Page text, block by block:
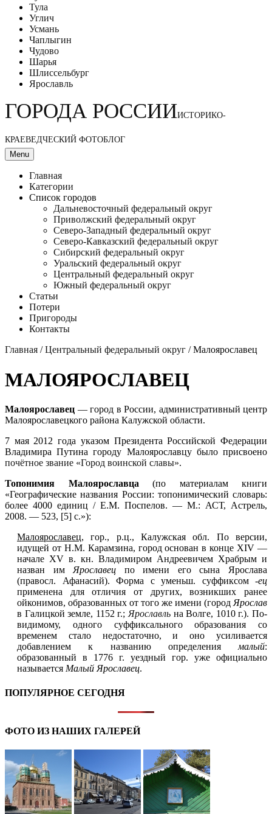
Тула
Углич
Усмань
Чаплыгин
Чудово
Шарья
Шлиссельбург
Ярославль
ГОРОДА РОССИИИСТОРИКО-
КРАЕВЕДЧЕСКИЙ ФОТОБЛОГ
Menu
Главная
Категории
Список городов
Дальневосточный федеральный округ
Приволжский федеральный округ
Северо-Западный федеральный округ
Северо-Кавказский федеральный округ
Сибирский федеральный округ
Уральский федеральный округ
Центральный федеральный округ
Южный федеральный округ
Статьи
Потери
Пригороды
Контакты
Главная /Центральный федеральный округ / Малоярославец
МАЛОЯРОСЛАВЕЦ
Малоярославец — город в России, административный центр
Малоярославецкого района Калужской области.
7 мая 2012 года указом Президента Российской Федерации
Владимира Путина городу Малоярославцу было присвоено
почётное звание «Город воинской славы».
Топонимия Малоярославца (по материалам книги
«Географические названия России: топонимический словарь:
более 4000 единиц / Е.М. Поспелов. — М.: АСТ, Астрель,
2008. — 523, [5] с.»):
Малоярославец, гор., р.ц., Калужская обл. По версии,
идущей от Н.М. Карамзина, город основан в конце ХIV —
начале ХV в. кн. Владимиром Андреевичем Храбрым и
назван им Ярославец по имени его сына Ярослава
(правосл. Афанасий). Форма с уменьш. суффиксом -ец
применена для отличия от других, возникших ранее
ойконимов, образованных от того же имени (город Ярослав
в Галицкой земле, 1152 г.; Ярославль на Волге, 1010 г.). По-
видимому, одного суффиксального образования со
временем стало недостаточно, и оно усиливается
добавлением к названию определения малый:
образованный в 1776 г. уездный гор. уже официально
называется Малый Ярославец.
ПОПУЛЯРНОЕ СЕГОДНЯ
ФОТО ИЗ НАШИХ ГАЛЕРЕЙ